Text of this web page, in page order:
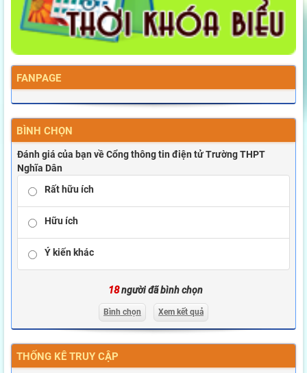
FANPAGE
BÌNH CHỌN
Đánh giá của bạn về Cổng thông tin điện tử Trường THPT
Nghĩa Dân
Rất hữu ích
Hữu ích
Ý kiến khác
18người đã bình chọn
Bình chọn Xem kết quả
THỐNG KÊ TRUY CẬP